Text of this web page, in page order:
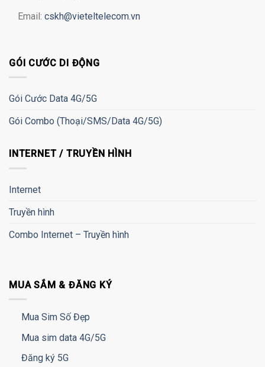
Email: cskh@vieteltelecom.vn
GÓI CƯỚC DI ĐỘNG
Gói Cước Data 4G/5G
Gói Combo (Thoại/SMS/Data 4G/5G)
INTERNET / TRUYỀN HÌNH
Internet
Truyền hình
Combo Internet – Truyền hình
MUA SẮM & ĐĂNG KÝ
Mua Sim Số Đẹp
Mua sim data 4G/5G
Đăng ký 5G